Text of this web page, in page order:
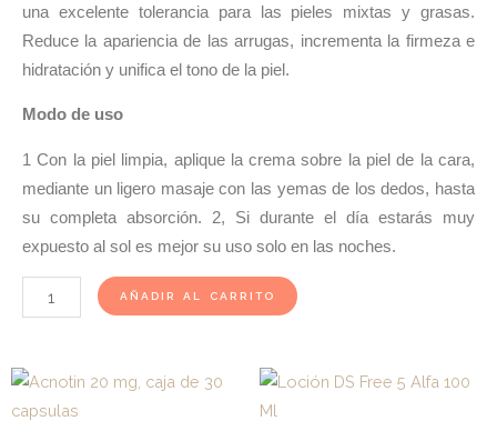
una excelente tolerancia para las pieles mixtas y grasas.
Reduce la apariencia de las arrugas, incrementa la firmeza e
hidratación y unifica el tono de la piel.
Modo de uso
1 Con la piel limpia, aplique la crema sobre la piel de la cara,
mediante un ligero masaje con las yemas de los dedos, hasta
su completa absorción. 2, Si durante el día estarás muy
expuesto al sol es mejor su uso solo en las noches.
Retiage
Crema
Facial
50ml
AÑADIR AL CARRITO